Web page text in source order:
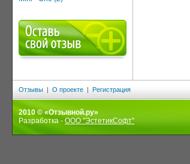
Отзывы | О проекте | Регистрация
2010 © «Отзывной.ру»
Разработка - ООО "ЭстетикСофт"